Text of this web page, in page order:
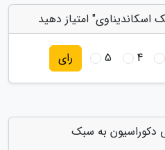
امتیاز دهید
4
5 رای
دکوراسیون به سبک